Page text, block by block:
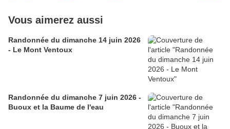
Vous aimerez aussi
Randonnée du dimanche 14 juin 2026
- Le Mont Ventoux
Randonnée du dimanche 7 juin 2026 -
Buoux et la Baume de l'eau